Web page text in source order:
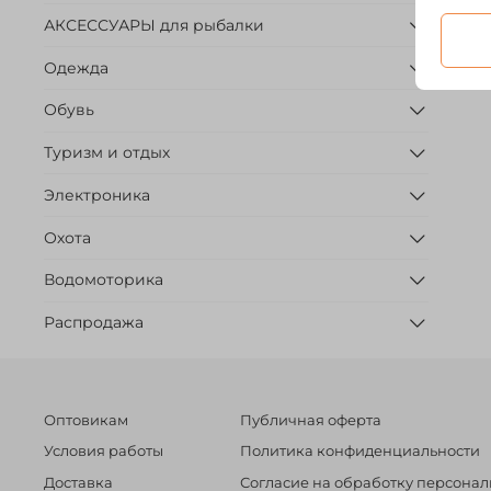
АКСЕССУАРЫ для рыбалки
Одежда
Обувь
Туризм и отдых
Электроника
Охота
Водомоторика
Распродажа
Оптовикам
Условия работы
Доставка
Публичная оферта
Политика конфиденциальности
Согласие на обработку